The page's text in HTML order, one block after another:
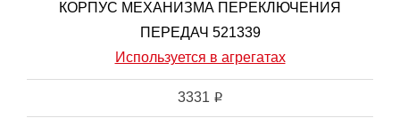
КОРПУС МЕХАНИЗМА ПЕРЕКЛЮЧЕНИЯ
ПЕРЕДАЧ 521339
Используется в агрегатах
3331 i